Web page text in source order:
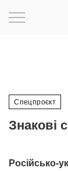
Спецпроєкт
Знакові
Російсько-